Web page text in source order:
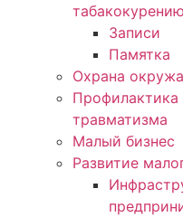
табакокурению
Записи
Памятка
Охрана
травматизма
Малый бизнес
Развитие